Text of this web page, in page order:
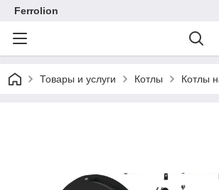
Ferrolion
Товары и услуги Котлы Котлы